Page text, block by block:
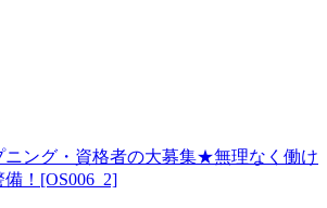
ング・資格者の大募集★無理なく働け
！[OS006_2]